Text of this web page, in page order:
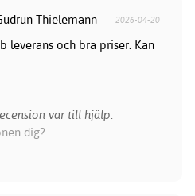
Thielemann 2026-04-20
leverans och bra priser. Kan
var till hjälp.
dig?